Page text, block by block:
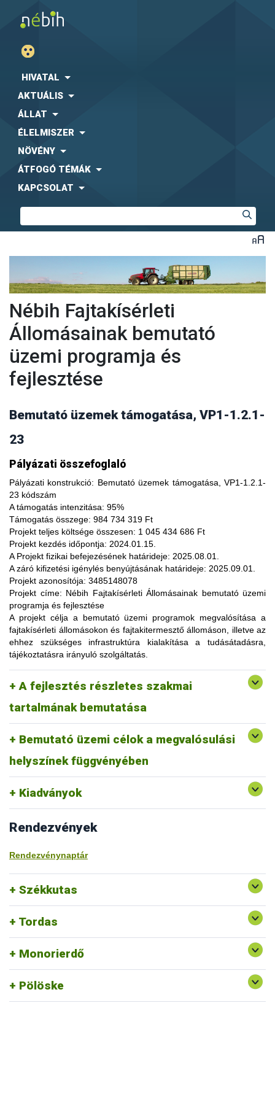
HIVATAL
AKTUÁLIS
ÁLLAT
ÉLELMISZER
NÖVÉNY
ÁTFOGÓ TÉMÁK
KAPCSOLAT
Nébih Fajtakísérleti
Állomásainak bemutató
üzemi programja és
fejlesztése
Bemutató üzemek támogatása, VP1-1.2.1-
23
Pályázati összefoglaló
Pályázati konstrukció: Bemutató üzemek támogatása, VP1-1.2.1-
23 kódszám
A támogatás intenzitása: 95%
Támogatás összege: 984 734 319 Ft
Projekt teljes költsége összesen: 1 045 434 686 Ft
Projekt kezdés időpontja: 2024.01.15.
A Projekt fizikai befejezésének határideje: 2025.08.01.
A záró kifizetési igénylés benyújtásának határideje: 2025.09.01.
Projekt azonosítója: 3485148078
Projekt címe: Nébih Fajtakísérleti Állomásainak bemutató üzemi
programja és fejlesztése
A projekt céljaa bemutató üzemi programok megvalósítása a
fajtakísérleti állomásokon és fajtakitermesztő állomáson, illetve az
ehhez szükséges infrastruktúra kialakítása a tudásátadásra,
tájékoztatásra irányuló szolgáltatás.
A fejlesztés részletes szakmai
tartalmának bemutatása
A fajtakísérleti és fajtakitermesztési állomások
modernizálásával, olyan növényfajta kísérleteket lehet
végezni, melyekkel limitálhatóak a mezőgazdasági termesztés
bizonytalanságából adódó negatív hatások, növelhető a
termésbiztonság, valamint a növényi kórokozókkal, kártevőkkel
szembeni ellenálló képesség. A fajtakísérlet során megszerzett
tapasztalatok átadása az agrárgazdaság szereplői részére egy
olyan, a hagyományostól eltérő jellegű tudás megszerzési
lehetőség, amelynek során a résztvevők elsősorban
gyakorlatorientált ismeretanyaggal, tapasztalatokkal
gazdagodhatnak, a fajtahasználaton túl, az aktuális termelési
eljárások és gazdaságszervezési minták alkalmazása
tekintetében. A gazdálkodók olyan innovatív ismereteket,
növénykultúrákat (fajtákat), környezetvédelmi megoldásokat
ismerhetnek meg, amelyek alkalmazása révén
optimalizálhatják a termelést, csökkenthetik a szennyezőanyag
kibocsátást, valamint eredményesen alkalmazkodhatnak a
állomáson (Tordas, Pölöske, Székkutas, Monorierdő)
valósulna meg bemutató üzemi program.
Bemutató üzemi célok a megvalósulási
helyszínek függvényében
Tordas
kertészeti (zöldség, gyümölcs) fajok, szántóföldi
és üvegházi termesztési körülmények, ökológiai
gazdálkodásra alkalmas fajták vizsgálata
Pölöske
kertészeti (gyümölcs) fajok
Székkutas
szántóföldi fajok vizsgálata
Monorierdő erdészeti fajok vizsgálata, fajtakitermesztés
Kiadványok
Rendezvények
Rendezvénynaptár
Székkutas
Tordas
Monorierdő
Pölöske